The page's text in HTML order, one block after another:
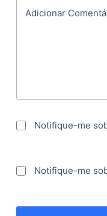
Adicionar
Notifique-me
Notifique-me